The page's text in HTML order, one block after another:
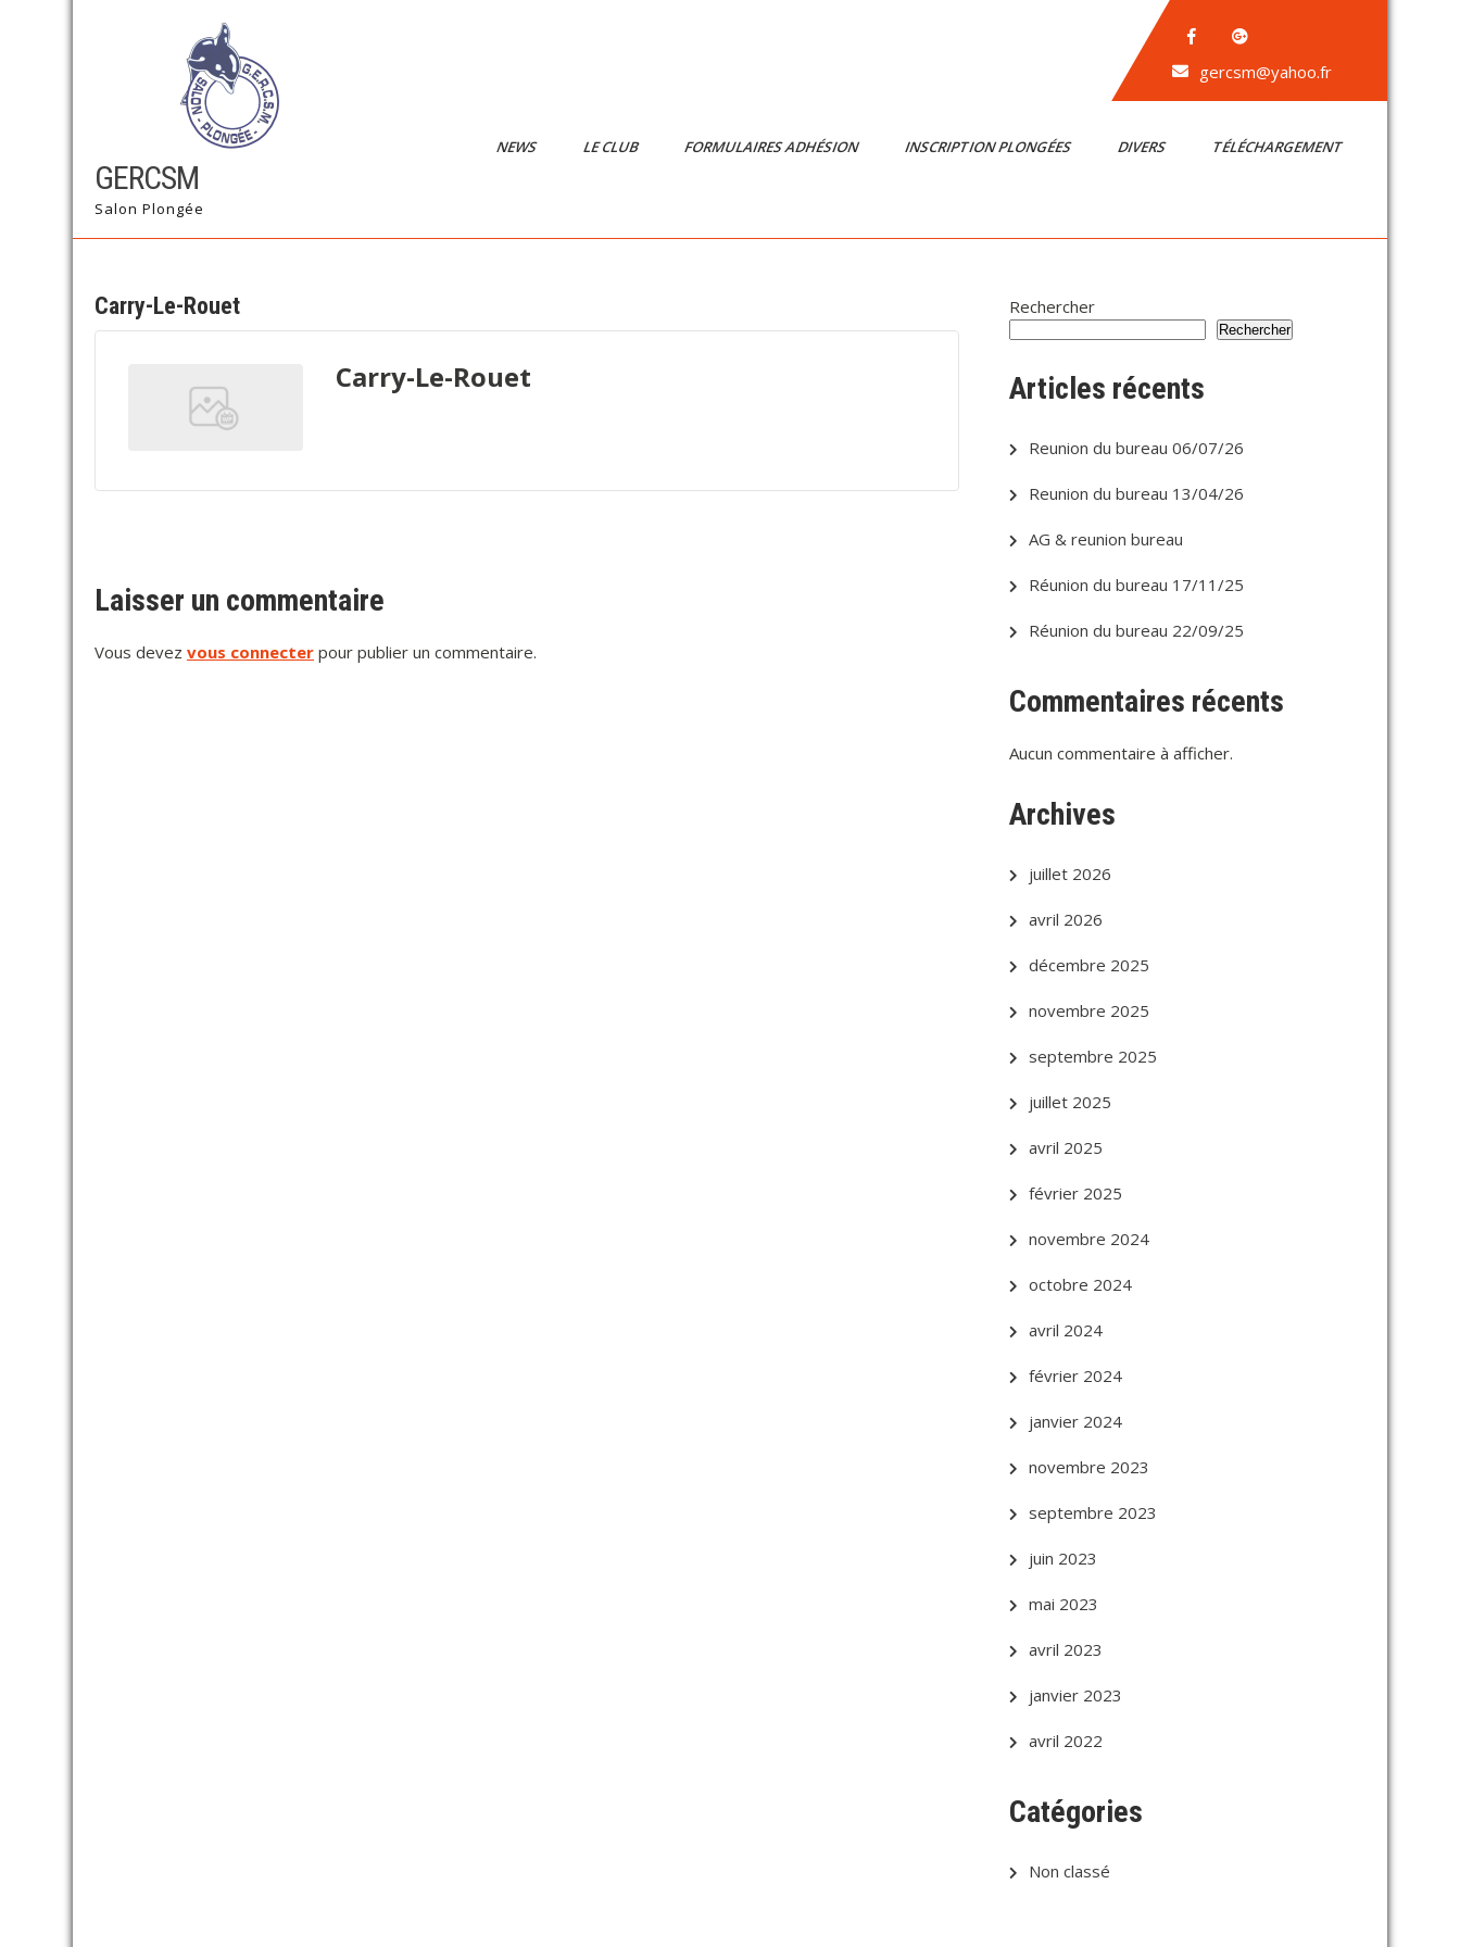
GERCSM
Salon Plongée
gercsm@yahoo.fr
NEWS LE CLUB FORMULAIRES ADHÉSION INSCRIPTION PLONGÉES DIVERS TÉLÉCHARGEMENT
Carry-Le-Rouet
Carry-Le-Rouet
Laisser un commentaire
Vous devez vous connecter pour publier un commentaire.
Rechercher
Rechercher
Articles récents
Reunion du bureau 06/07/26
Reunion du bureau 13/04/26
AG & reunion bureau
Réunion du bureau 17/11/25
Réunion du bureau 22/09/25
Commentaires récents
Aucun commentaire à afficher.
Archives
juillet 2026
avril 2026
décembre 2025
novembre 2025
septembre 2025
juillet 2025
avril 2025
février 2025
novembre 2024
octobre 2024
avril 2024
février 2024
janvier 2024
novembre 2023
septembre 2023
juin 2023
mai 2023
avril 2023
janvier 2023
avril 2022
Catégories
Non classé